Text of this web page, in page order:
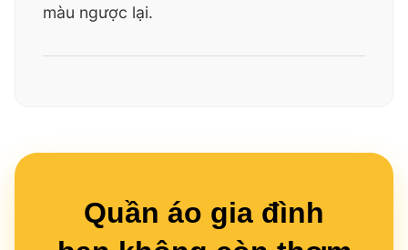
màu ngược lại.
Quần áo gia đình